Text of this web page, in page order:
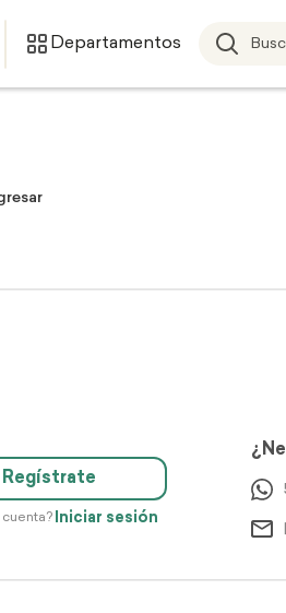
Departamentos
Regístrate
Iniciar sesión